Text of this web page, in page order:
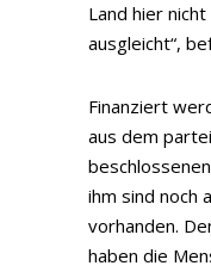
Land hier
ausgleicht“,
Finanziert
aus dem
ihm sind noch
vorhanden.
haben die